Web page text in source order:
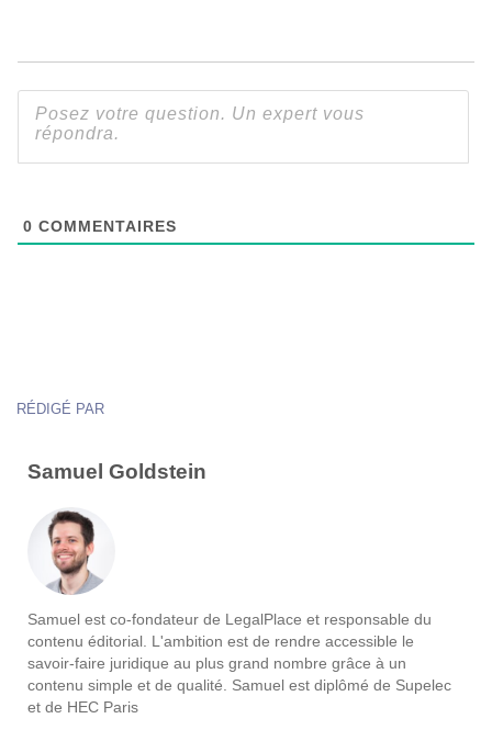
0 COMMENTAIRES
RÉDIGÉ PAR
Samuel Goldstein
Samuel est co-fondateur de LegalPlace et responsable du
contenu éditorial. L'ambition est de rendre accessible le
savoir-faire juridique au plus grand nombre grâce à un
contenu simple et de qualité. Samuel est diplômé de Supelec
et de HEC Paris